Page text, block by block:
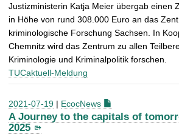
Justizministerin Katja Meier übergab einen
in Höhe von rund 308.000 Euro an das
kriminologische Forschung Sachsen. In
Chemnitz wird das Zentrum zu allen
Kriminologie und Kriminalpolitik forschen.
TUCaktuell-Meldung
2021-07-19 | EcocNews
A Journey to the capitals of
2025